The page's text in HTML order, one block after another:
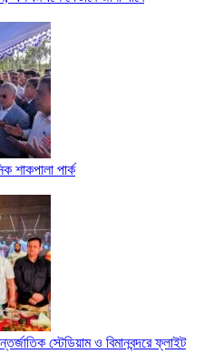
শাকপালা পার্ক
স্টেডিয়াম ও বিমানবন্দরে ফ্লাইট